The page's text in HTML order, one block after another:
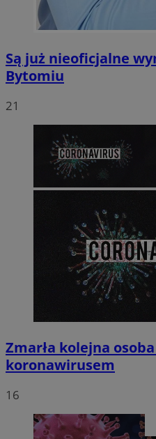
Są już nieoficjalne
Bytomiu
21
Zmarła kolejna
koronawirusem
16